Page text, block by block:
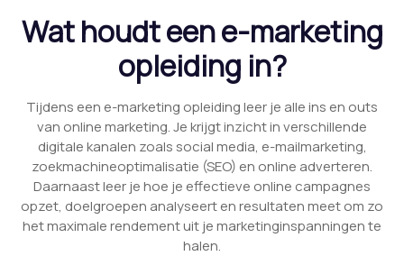
Wat houdt een e-marketing
opleiding in?
Tijdens een e-marketing opleiding leer je alle ins en outs
van online marketing. Je krijgt inzicht in verschillende
digitale kanalen zoals social media, e-mailmarketing,
zoekmachineoptimalisatie (SEO) en online adverteren.
Daarnaast leer je hoe je effectieve online campagnes
opzet, doelgroepen analyseert en resultaten meet om zo
het maximale rendement uit je marketinginspanningen te
halen.